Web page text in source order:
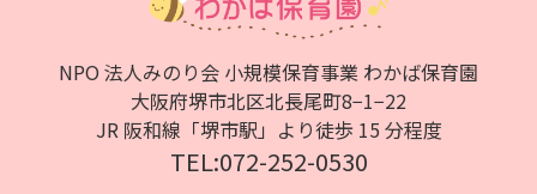
NPO 法人みのり会 小規模保育事業 わかば保育園
大阪府堺市北区北⻑尾町8−1−22
JR 阪和線「堺市駅」より徒歩 15 分程度
TEL:072-252-0530